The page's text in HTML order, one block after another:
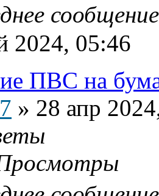
2024, 05:46
ПВС на
» 28 апр